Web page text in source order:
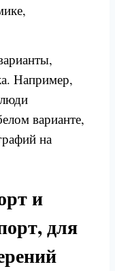
Например,
варианте,
на
и
для